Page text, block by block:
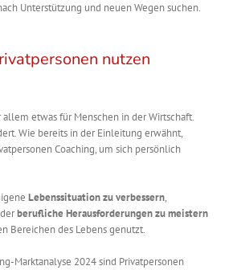
Unterstützung und neuen Wegen suchen.
nutzen
etwas für Menschen in der Wirtschaft.
Wie bereits in der Einleitung erwähnt,
Coaching, um sich persönlich
Lebenssituation zu verbessern,
berufliche Herausforderungen zu meistern
Bereichen des Lebens genutzt.
Marktanalyse 2024 sind Privatpersonen